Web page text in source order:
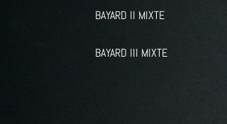
BAYARD II MIXTE
BAYARD III MIXTE